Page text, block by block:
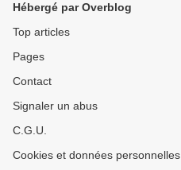
Hébergé par Overblog
Top articles
Pages
Contact
Signaler un abus
C.G.U.
Cookies et données personnelles